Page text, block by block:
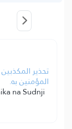
تحذير
المؤمنين به.
na Sudnji